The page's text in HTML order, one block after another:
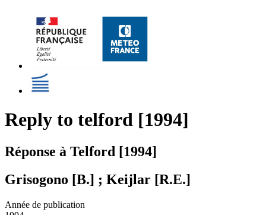
Reply to telford [1994]
Réponse à Telford [1994]
Grisogono [B.] ; Keijlar [R.E.]
Année de publication